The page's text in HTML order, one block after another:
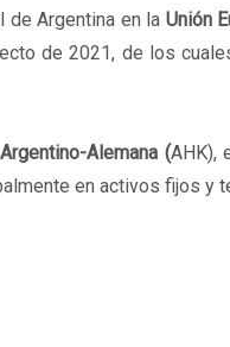
de Argentina en la Unión
de 2021, de los
Alemana (AHK),
en activos fijos y